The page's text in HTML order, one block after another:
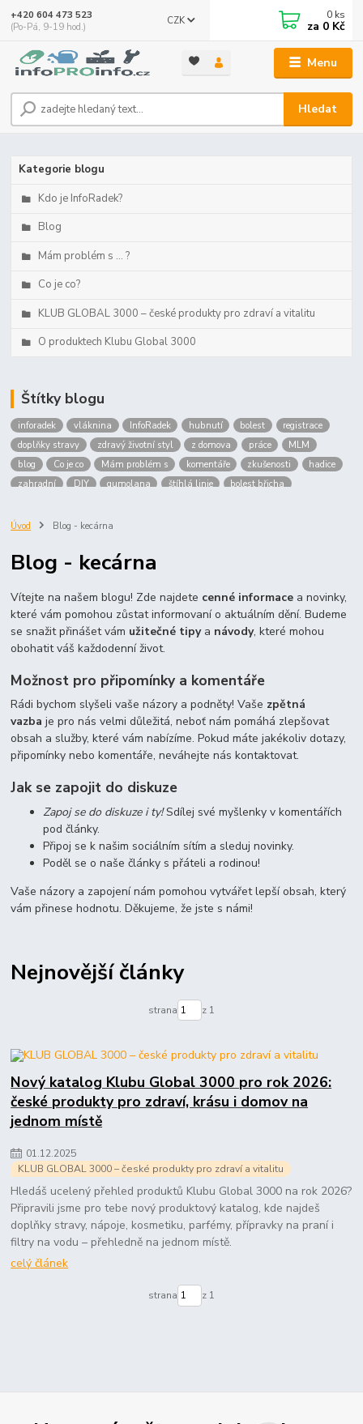
Menu
CZK
Hledat
+420 604 473 523
(Po-Pá, 9-19 hod.)
0 ks
za 0 Kč
Kategorie blogu
Kdo je InfoRadek?
Blog
Mám problém s ... ?
Co je co?
KLUB GLOBAL 3000 – české produkty pro zdraví a vitalitu
O produktech Klubu Global 3000
Štítky blogu
inforadek vláknina InfoRadek hubnutí bolest
registrace
doplňky stravy
zdravý životní styl z domova práce
MLM
blog
Co je co Mám problém s komentáře zkušenosti
hadice
zahradní
DIY gumolana štíhlá linie
bolest břicha
Prokloub
Vláknina
maltodextrin
škrob skrob
Úvod Blog - kecárna
Blog - kecárna
Vítejte na našem blogu! Zde najdete cenné informace a novinky,
které vám pomohou zůstat informovaní o aktuálním dění. Budeme
se snažit přinášet vám užitečné tipya návody, které mohou
obohatit váš každodenní život.
Možnost pro připomínky a komentáře
Rádi bychom slyšeli vaše názory a podněty! Vaše zpětná
vazba je pro nás velmi důležitá, neboť nám pomáhá zlepšovat
obsah a služby, které vám nabízíme. Pokud máte jakékoliv dotazy,
připomínky nebo komentáře, neváhejte nás kontaktovat.
Jak se zapojit do diskuze
Zapoj se do diskuze i ty!Sdílej své myšlenky v komentářích
pod články.
Připoj se k našim sociálním sítím a sleduj novinky.
Poděl se o naše články s přáteli a rodinou!
Vaše názory a zapojení nám pomohou vytvářet lepší obsah, který
vám přinese hodnotu. Děkujeme, že jste s námi!
Nejnovější články
strana z 1
Nový katalog Klubu Global 3000 pro rok 2026:
české produkty pro zdraví, krásu i domov na
jednom místě
01.12.2025
KLUB GLOBAL 3000 – české produkty pro zdraví a vitalitu
Hledáš ucelený přehled produktů Klubu Global 3000 na rok 2026?
Připravili jsme pro tebe nový produktový katalog, kde najdeš
doplňky stravy, nápoje, kosmetiku, parfémy, přípravky na praní i
filtry na vodu – přehledně na jednom místě.
celý článek
strana z 1